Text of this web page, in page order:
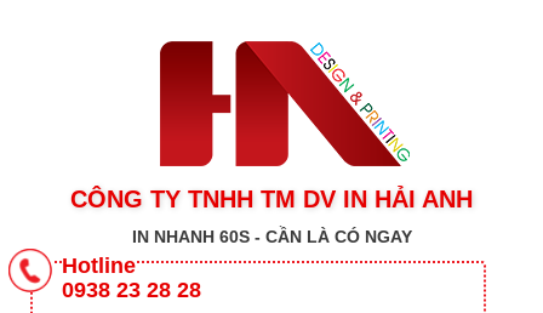
CÔNG TY TNHH TM DV IN HẢI ANH
IN NHANH 60S - CẦN LÀ CÓ NGAY
Hotline
0938 23 28 28
CÔNG
TY
TNHH